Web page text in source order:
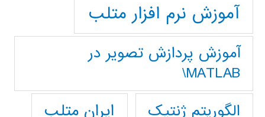
آموزش نرم افزار متلب
آموزش پردازش تصوير در
MATLAB\
الگوریتم ژنتیک
ایران متلب